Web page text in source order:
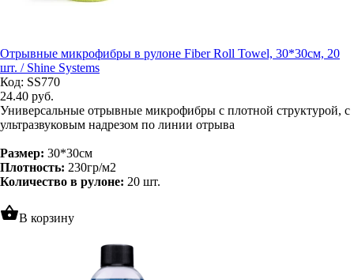
Отрывные микрофибры в рулоне Fiber Roll Towel, 30*30см, 20
шт. / Shine Systems
Код: SS770
24.40 руб.
Универсальные отрывные микрофибры с плотной структурой, с
ультразвуковым надрезом по линии отрыва
Размер: 30*30см
Плотность: 230гр/м2
Количество в рулоне: 20 шт.
shopping_basketВ корзину